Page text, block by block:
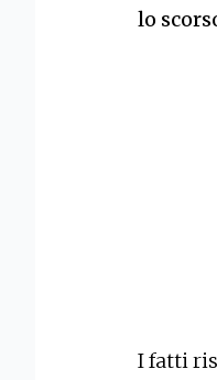
lo
I fatti